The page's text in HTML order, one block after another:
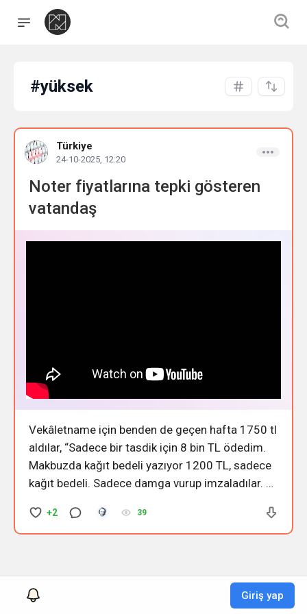
Giriş yap
#yüksek
Türkiye
24-10-2025, 12:20
Noter fiyatlarına tepki gösteren
vatandaş
Vekâletname için benden de geçen hafta 1750 tl
aldılar, “Sadece bir tasdik için 8 bin TL ödedim.
Makbuzda kağıt bedeli yazıyor 1200 TL, sadece
kağıt bedeli. Sadece damga vurup imzaladılar. 8
soyacağınızı şaşırdınız ?!”
+2 39